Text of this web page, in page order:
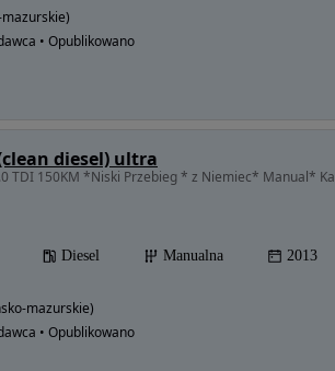
mazurskie)
• Opublikowano
diesel) ultra
Diesel Manualna 2013
mazurskie)
• Opublikowano